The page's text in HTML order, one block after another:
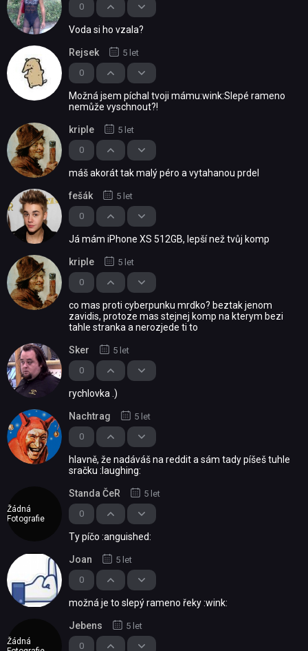
0
Voda si ho vzala?
0
Rejsek 5 let
Možná jsem píchal tvoji mámu:wink:Slepé rameno
nemůže vyschnout?!
0
kriple 5 let
máš akorát tak malý péro a vytahanou prdel
0
fešák 5 let
Já mám iPhone XS 512GB, lepší než tvůj komp
0
kriple 5 let
co mas proti cyberpunku mrdko? beztak jenom
zavidis, protoze mas stejnej komp na kterym bezi
tahle stranka a nerozjede ti to
0
Sker 5 let
rychlovka .)
0
Nachtrag 5 let
hlavně, že nadáváš na reddit a sám tady píšeš tuhle
sračku :laughing:
Žádná
Fotografie
0
Standa ČeR 5 let
Ty píčo :anguished:
0
Joan 5 let
možná je to slepý rameno řeky :wink:
Žádná
0
Jebens 5 let